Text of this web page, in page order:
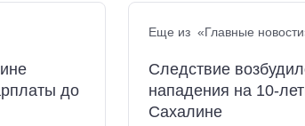
до
Еще из «Главные
Следствие
нападения на 10-
Сахалине